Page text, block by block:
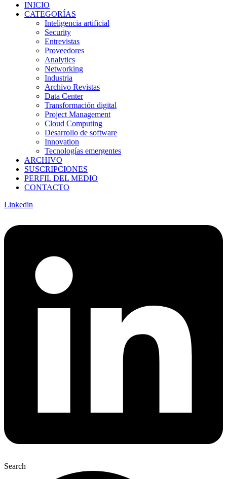
INICIO
CATEGORÍAS
Inteligencia artificial
Security
Entrevistas
Proveedores
Analytics
Networking
Industria
Archivo Revistas
Data Center
Transformación digital
Project Management
Cloud Computing
Desarrollo de software
Innovation
Tecnologías emergentes
ARCHIVO
SUSCRIPCIONES
PERFIL DEL MEDIO
CONTACTO
Linkedin
Search